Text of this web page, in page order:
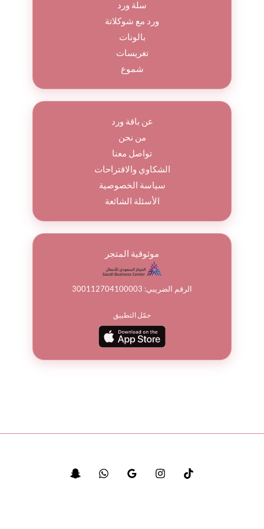
سلة ورد
ورد مع شوكلاتة
بالونات
تغريسات
شموع
عن باقة ورد
من نحن
تواصل معنا
الشكاوي والاقتراحات
سياسة الخصوصية
الأسئلة الشائعة
موثوقية المتجر
الرقم الضريبي: 300112704100003
حمّل التطبيق